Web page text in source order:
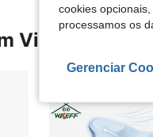
Visitaram
cookies
processamos os
Gerenciar